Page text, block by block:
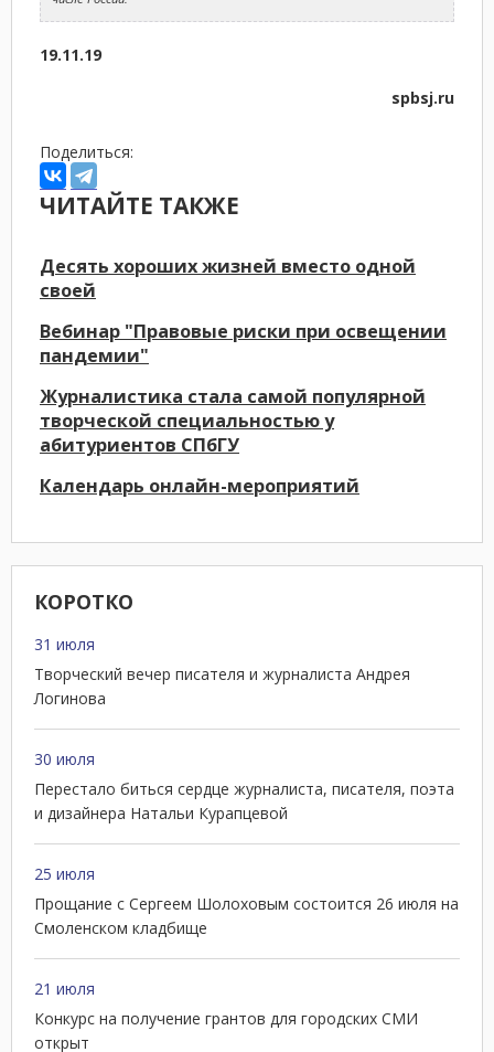
КОРОТКО
31 июля
Творческий вечер писателя и журналиста Андрея
Логинова
30 июля
Перестало биться сердце журналиста, писателя, поэта
и дизайнера Натальи Курапцевой
25 июля
Прощание с Сергеем Шолоховым состоится 26 июля на
Смоленском кладбище
21 июля
Конкурс на получение грантов для городских СМИ
открыт
19.11.19
spbsj.ru
Поделиться:
ЧИТАЙТЕ ТАКЖЕ
Десять хороших жизней вместо одной
своей
Вебинар "Правовые риски при освещении
пандемии"
Журналистика стала самой популярной
творческой специальностью у
абитуриентов СПбГУ
Календарь онлайн-мероприятий